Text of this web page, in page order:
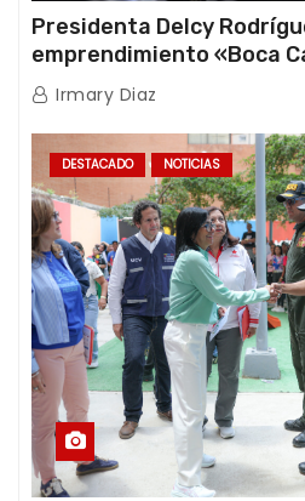
Presidenta Delcy
emprendimiento «Boca
producción nacional
internacionales
Irmary Diaz
DESTACADO NOTICIAS